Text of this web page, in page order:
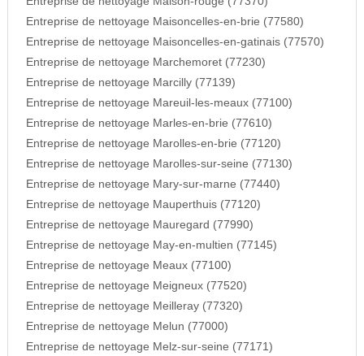
Entreprise de nettoyage Maisoncelles-en-brie (77580)
Entreprise de nettoyage Maisoncelles-en-gatinais (77570)
Entreprise de nettoyage Marchemoret (77230)
Entreprise de nettoyage Marcilly (77139)
Entreprise de nettoyage Mareuil-les-meaux (77100)
Entreprise de nettoyage Marles-en-brie (77610)
Entreprise de nettoyage Marolles-en-brie (77120)
Entreprise de nettoyage Marolles-sur-seine (77130)
Entreprise de nettoyage Mary-sur-marne (77440)
Entreprise de nettoyage Mauperthuis (77120)
Entreprise de nettoyage Mauregard (77990)
Entreprise de nettoyage May-en-multien (77145)
Entreprise de nettoyage Meaux (77100)
Entreprise de nettoyage Meigneux (77520)
Entreprise de nettoyage Meilleray (77320)
Entreprise de nettoyage Melun (77000)
Entreprise de nettoyage Melz-sur-seine (77171)